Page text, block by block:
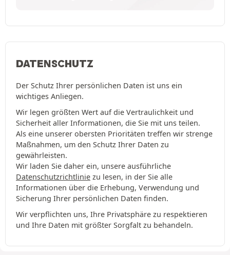
DATENSCHUTZ
Der Schutz Ihrer persönlichen Daten ist uns ein
wichtiges Anliegen.
Wir legen größten Wert auf die Vertraulichkeit und
Sicherheit aller Informationen, die Sie mit uns teilen.
Als eine unserer obersten Prioritäten treffen wir strenge
Maßnahmen, um den Schutz Ihrer Daten zu
gewährleisten.
Wir laden Sie daher ein, unsere ausführliche
Datenschutzrichtlinie zu lesen, in der Sie alle
Informationen über die Erhebung, Verwendung und
Sicherung Ihrer persönlichen Daten finden.
Wir verpflichten uns, Ihre Privatsphäre zu respektieren
und Ihre Daten mit größter Sorgfalt zu behandeln.